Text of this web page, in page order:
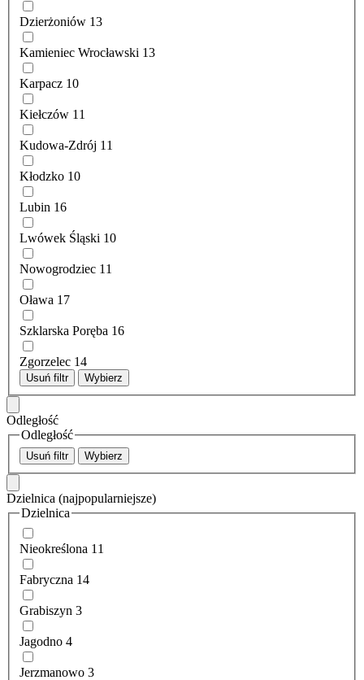
Dzierżoniów 13
Kamieniec Wrocławski 13
Karpacz 10
Kiełczów 11
Kudowa-Zdrój 11
Kłodzko 10
Lubin 16
Lwówek Śląski 10
Nowogrodziec 11
Oława 17
Szklarska Poręba 16
Zgorzelec 14
Usuń filtr Wybierz
Odległość
Odległość
Usuń filtr Wybierz
Dzielnica (najpopularniejsze)
Dzielnica
Nieokreślona 11
Fabryczna 14
Grabiszyn 3
Jagodno 4
Jerzmanowo 3